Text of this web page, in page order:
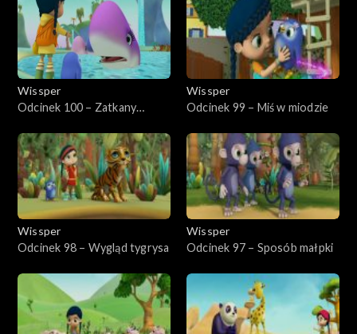
Wissper
Odcinek 100 – Zatkany
Wissper
Odcinek 99 – Miś w miodzie
Wissper
Odcinek 98 – Wygląd tygrysa
Wissper
Odcinek 97 – Sposób małpki